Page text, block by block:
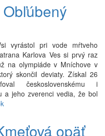
vyrástol pri vode mŕtveho
Karlova Ves si prvý raz
na olympiáde v Mníchove v
skončil deviaty. Získal 26
československému i
a jeho zverenci vedia, že bol
opäť